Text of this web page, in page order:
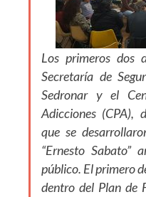
Los primeros dos
Secretaría de
Sedronar y el
Adicciones (CPA),
que se
“Ernesto Sabato”
público. El primero
dentro del Plan de